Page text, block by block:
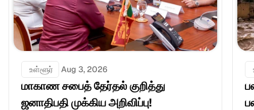
உள்ளூர் Aug 3, 2026
மாகாண சபைத் தேர்தல் குறித்து
ஜனாதிபதி முக்கிய அறிவிப்பு!